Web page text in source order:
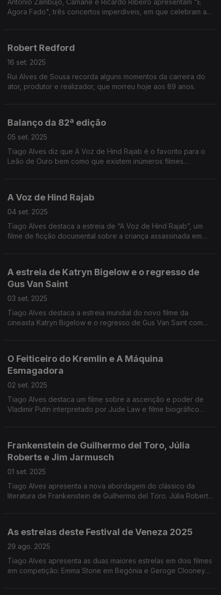
António Zambujo, Camané e Ricardo Ribeiro apresentam "E
Agora Fado", três concertos imperdíveis, em que celebram a
originais.
Robert Redford
16 set. 2025
Rui Alves de Sousa recorda alguns momentos da carreira do
ator, produtor e realizador, que morreu hoje aos 89 anos.
Balanço da 82ª edição
05 set. 2025
Tiago Alves diz que A Voz de Hind Rajab é o favorito para o
Leão de Ouro bem como que existem inúmeros filmes
A Voz de Hind Rajab
04 set. 2025
Tiago Alves destaca a estreia de “A Voz de Hind Rajab”, um
filme de ficção documental sobre a criança assassinada em
A estreia de Katryn Bigelow e o regresso de
Gus Van Saint
03 set. 2025
Tiago Alves destaca a estreia mundial do novo filme da
cineasta Katryn Bigelow e o regresso de Gus Van Saint com
O Feiticeiro do Kremlin e A Máquina
Esmagadora
02 set. 2025
Tiago Alves destaca um filme sobre a ascenção e poder de
Vladimir Putin interpretado por Jude Law e filme biográfico
Frankenstein de Guilhermo del Toro, Júlia
Roberts e Jim Jarmusch
01 set. 2025
Tiago Alves apresenta a nova abordagem do clássico da
literatura de Frankenstein de Guilhermo del Toro. Júlia Roberts
As estrelas deste Festival de Veneza 2025
29 ago. 2025
Tiago Alves apresenta as duas maiores estrelas em dois filmes
em competição: Emma Stone em Begónia e Geroge Clooney